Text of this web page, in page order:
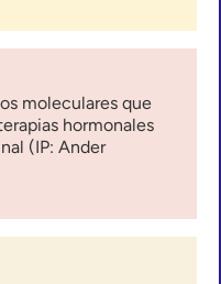
moleculares que
hormonales
(IP: Ander